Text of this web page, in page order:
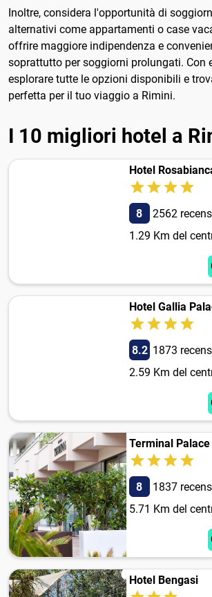
Inoltre, considera l'opportunità di
alternativi come appartamenti o case
offrire maggiore indipendenza e
soprattutto per soggiorni prolungati. Con
esplorare tutte le opzioni disponibili e
perfetta per il tuo viaggio a Rimini.
I 10 migliori hotel a
Hotel
8
2562
1.29 Km del
Hotel Gallia
8.2 1873
2.59 Km del
Terminal Palace
8
1837
5.71 Km del
Hotel Bengasi